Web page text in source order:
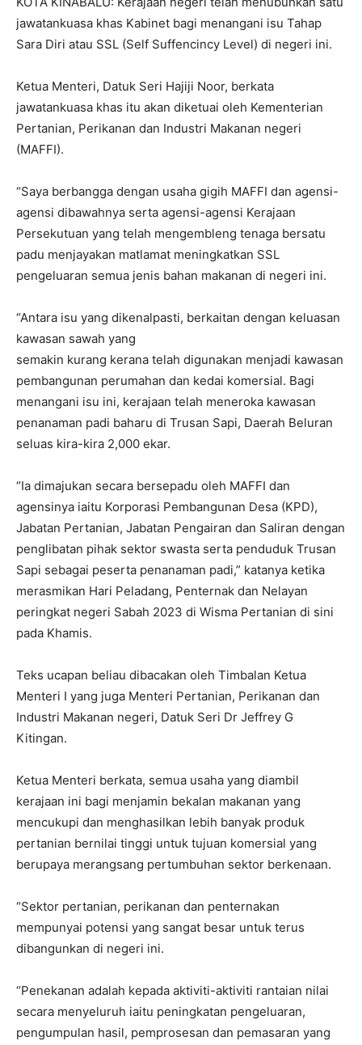
jawatankuasa khas Kabinet bagi menangani isu Tahap
Sara Diri atau SSL (Self Suffencincy Level) di negeri ini.
Ketua Menteri, Datuk Seri Hajiji Noor, berkata
jawatankuasa khas itu akan diketuai oleh Kementerian
Pertanian, Perikanan dan Industri Makanan negeri
(MAFFI).
“Saya berbangga dengan usaha gigih MAFFI dan agensi-
agensi dibawahnya serta agensi-agensi Kerajaan
Persekutuan yang telah mengembleng tenaga bersatu
padu menjayakan matlamat meningkatkan SSL
pengeluaran semua jenis bahan makanan di negeri ini.
“Antara isu yang dikenalpasti, berkaitan dengan keluasan
kawasan sawah yang
semakin kurang kerana telah digunakan menjadi kawasan
pembangunan perumahan dan kedai komersial. Bagi
menangani isu ini, kerajaan telah meneroka kawasan
penanaman padi baharu di Trusan Sapi, Daerah Beluran
seluas kira-kira 2,000 ekar.
“Ia dimajukan secara bersepadu oleh MAFFI dan
agensinya iaitu Korporasi Pembangunan Desa (KPD),
Jabatan Pertanian, Jabatan Pengairan dan Saliran dengan
penglibatan pihak sektor swasta serta penduduk Trusan
Sapi sebagai peserta penanaman padi,” katanya ketika
merasmikan Hari Peladang, Penternak dan Nelayan
peringkat negeri Sabah 2023 di Wisma Pertanian di sini
pada Khamis.
Teks ucapan beliau dibacakan oleh Timbalan Ketua
Menteri I yang juga Menteri Pertanian, Perikanan dan
Industri Makanan negeri, Datuk Seri Dr Jeffrey G
Kitingan.
Ketua Menteri berkata, semua usaha yang diambil
kerajaan ini bagi menjamin bekalan makanan yang
mencukupi dan menghasilkan lebih banyak produk
pertanian bernilai tinggi untuk tujuan komersial yang
berupaya merangsang pertumbuhan sektor berkenaan.
“Sektor pertanian, perikanan dan penternakan
mempunyai potensi yang sangat besar untuk terus
dibangunkan di negeri ini.
“Penekanan adalah kepada aktiviti-aktiviti rantaian nilai
secara menyeluruh iaitu peningkatan pengeluaran,
pengumpulan hasil, pemprosesan dan pemasaran yang